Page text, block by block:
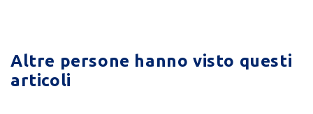
Altre persone hanno visto questi
articoli